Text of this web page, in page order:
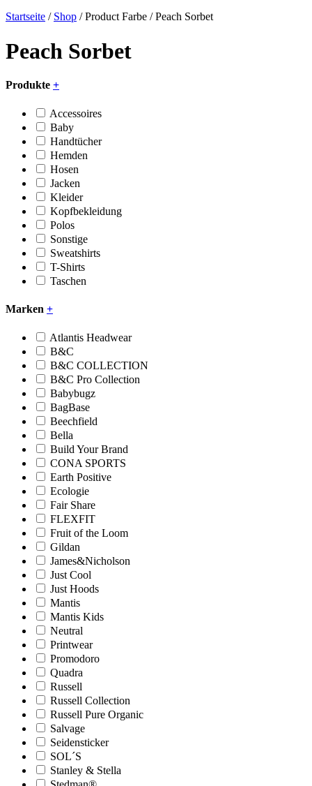
Startseite / Shop / Product Farbe / Peach Sorbet
Peach Sorbet
Produkte +
Accessoires
Baby
Handtücher
Hemden
Hosen
Jacken
Kleider
Kopfbekleidung
Polos
Sonstige
Sweatshirts
T-Shirts
Taschen
Marken +
Atlantis Headwear
B&C
B&C COLLECTION
B&C Pro Collection
Babybugz
BagBase
Beechfield
Bella
Build Your Brand
CONA SPORTS
Earth Positive
Ecologie
Fair Share
FLEXFIT
Fruit of the Loom
Gildan
James&Nicholson
Just Cool
Just Hoods
Mantis
Mantis Kids
Neutral
Printwear
Promodoro
Quadra
Russell
Russell Collection
Russell Pure Organic
Salvage
Seidensticker
SOL´S
Stanley & Stella